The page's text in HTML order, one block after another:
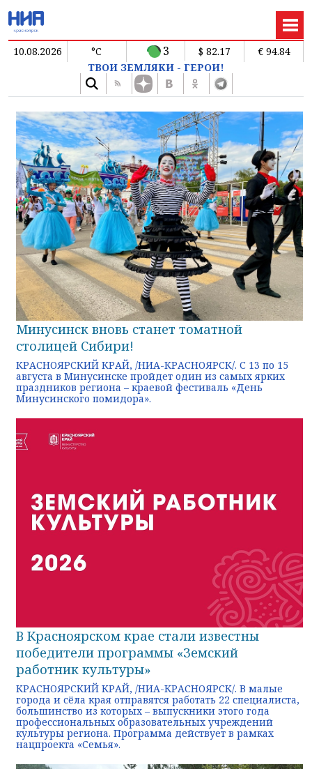
10.08.2026 °C 3 $ 82.17
€ 94.84
ТВОИ ЗЕМЛЯКИ - ГЕРОИ!
Минусинск вновь станет томатной
столицей Сибири!
КРАСНОЯРСКИЙ КРАЙ, /НИА-КРАСНОЯРСК/. С 13 по 15
августа в Минусинске пройдет один из самых ярких
праздников региона – краевой фестиваль «День
Минусинского помидора».
В Красноярском крае стали известны
победители программы «Земский
работник культуры»
КРАСНОЯРСКИЙ КРАЙ, /НИА-КРАСНОЯРСК/. В малые
города и сёла края отправятся работать 22 специалиста,
большинство из которых – выпускники этого года
профессиональных образовательных учреждений
культуры региона. Программа действует в рамках
нацпроекта «Семья».